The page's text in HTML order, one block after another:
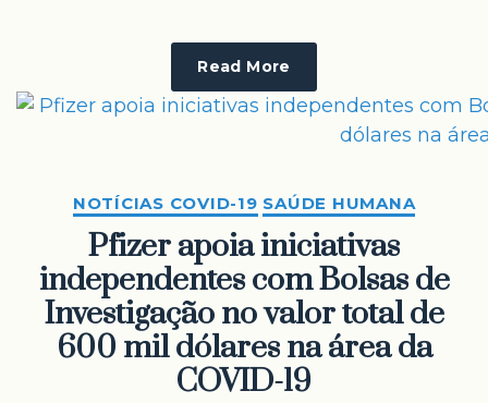
Read More
NOTÍCIAS COVID-19 SAÚDE HUMANA
Pfizer apoia iniciativas
independentes com Bolsas de
Investigação no valor total de
600 mil dólares na área da
COVID-19